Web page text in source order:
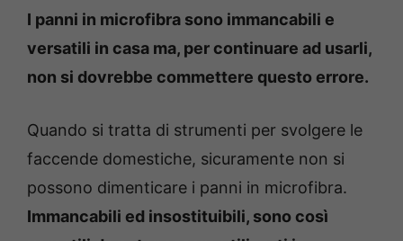
I panni in microfibra sono immancabili e
versatili in casa ma, per continuare ad usarli,
non si dovrebbe commettere questo errore.
Quando si tratta di strumenti per svolgere le
faccende domestiche, sicuramente non si
possono dimenticare i panni in microfibra.
Immancabili ed insostituibili, sono così